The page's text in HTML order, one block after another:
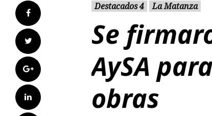
Facebook
Twitter
Google+
LinkedIn
Destacados 4 La Matanza
Se
AySA
obras